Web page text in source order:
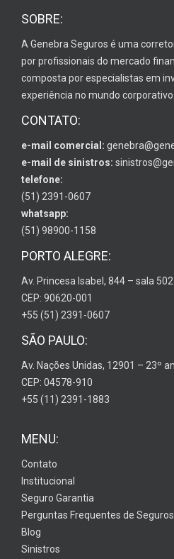
SOBRE:
A Genebra Seguros é uma
por profissionais do mercado
composta por especialistas em
experiência no mundo corporativo.
CONTATO:
e-mail comercial:
e-mail de sinistros:
telefone:
(51) 2391-0607
whatsapp:
(51) 98900-1158
PORTO ALEGRE:
Av. Princesa Isabel, 844 – sala
CEP: 90620-001
+55 (51) 2391-0607
SÃO PAULO:
Av. Nações Unidas, 12901 – 23º
CEP: 04578-910
+55 (11) 2391-1883
MENU:
Contato
Institucional
Seguro Garantia
Perguntas Frequentes de Seguros
Blog
Sinistros